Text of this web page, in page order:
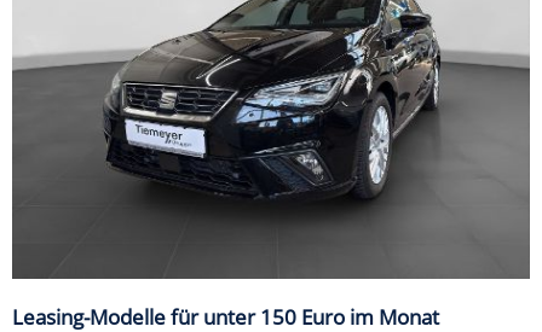
Leasing-Modelle für unter 150 Euro im Monat